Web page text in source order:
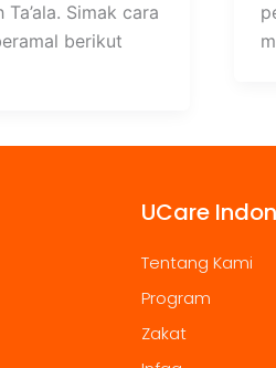
Simak cara
berikut
UCare
Tentang Kami
Program
Zakat